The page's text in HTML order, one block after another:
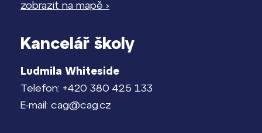
zobrazit na mapě ›
Kancelář školy
Ludmila Whiteside
Telefon: +420 380 425 133
E-mail: cag@cag.cz